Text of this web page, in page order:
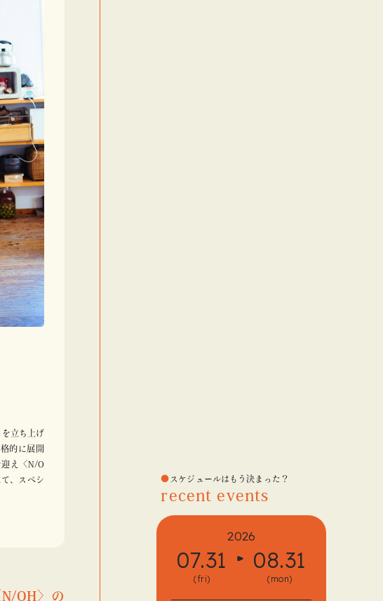
スケジュールはもう決まった？
recent events
2026
07.31
(fri)
08.31
(mon)
立ち上げ
的に展開
迎え〈N/O
、スペシ
OH〉の